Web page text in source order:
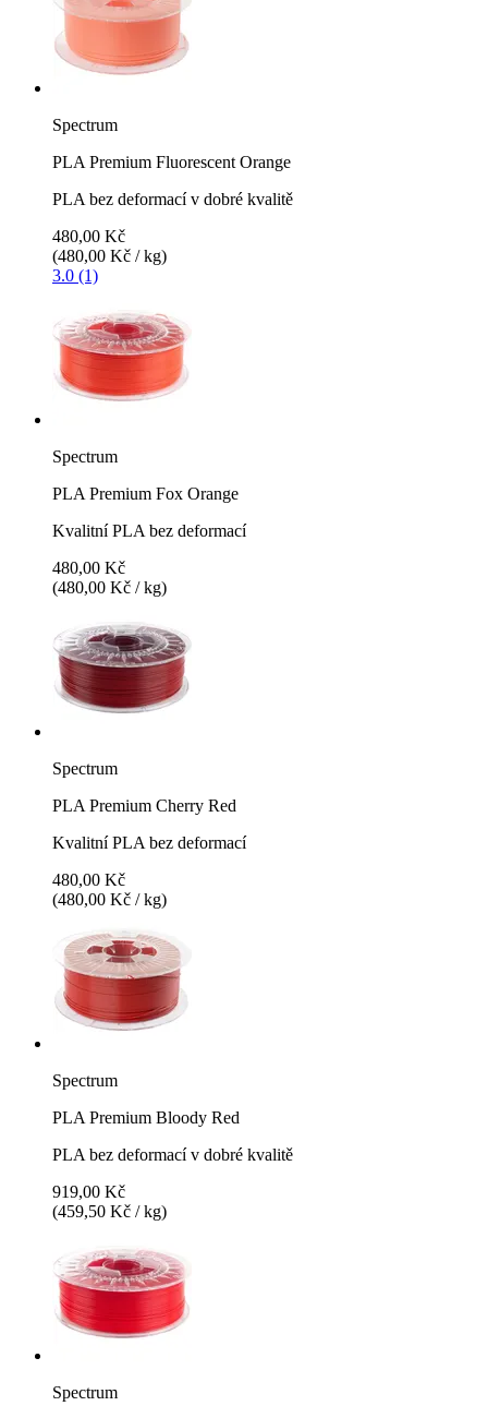
Spectrum
PLA Premium Fluorescent Orange
PLA bez deformací v dobré kvalitě
480,00 Kč
(480,00 Kč / kg)
3.0 (1)
Spectrum
PLA Premium Fox Orange
Kvalitní PLA bez deformací
480,00 Kč
(480,00 Kč / kg)
Spectrum
PLA Premium Cherry Red
Kvalitní PLA bez deformací
480,00 Kč
(480,00 Kč / kg)
Spectrum
PLA Premium Bloody Red
PLA bez deformací v dobré kvalitě
919,00 Kč
(459,50 Kč / kg)
Spectrum